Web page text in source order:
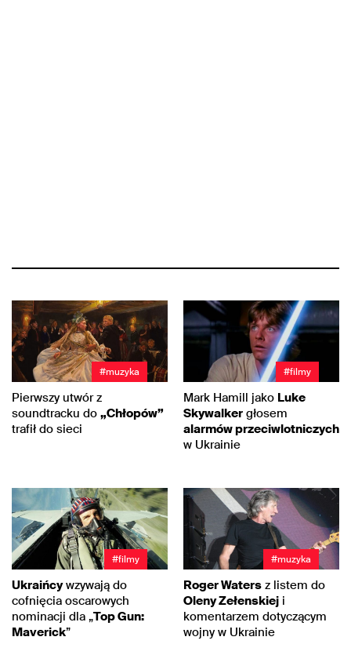
#muzyka
Pierwszy utwór z
soundtracku do „Chłopów”
trafił do sieci
#filmy
Mark Hamill jako Luke
Skywalker głosem
alarmów przeciwlotniczych
w Ukrainie
#filmy
Ukraińcywzywają do
cofnięcia oscarowych
nominacji dla „Top Gun:
Maverick”
#muzyka
Roger Waters z listem do
Oleny Zełenskiej i
komentarzem dotyczącym
wojny w Ukrainie